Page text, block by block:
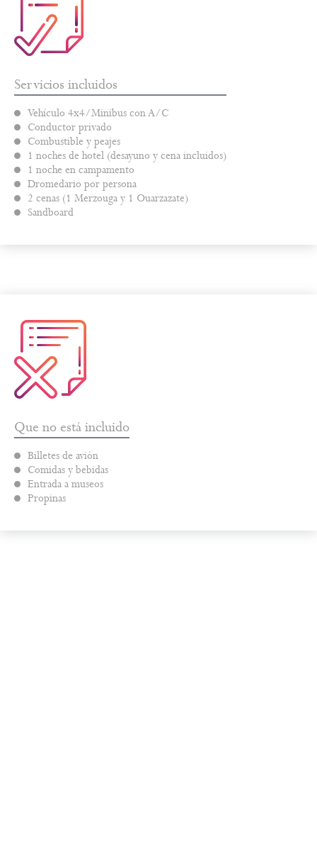
Servicios incluidos
Vehículo 4x4/Minibus con A/C
Conductor privado
Combustible y peajes
1 noches de hotel (desayuno y cena incluidos)
1 noche en campamento
Dromedario por persona
2 cenas (1 Merzouga y 1 Ouarzazate)
Sandboard
Que no está incluido
Billetes de avión
Comidas y bebidas
Entrada a museos
Propinas